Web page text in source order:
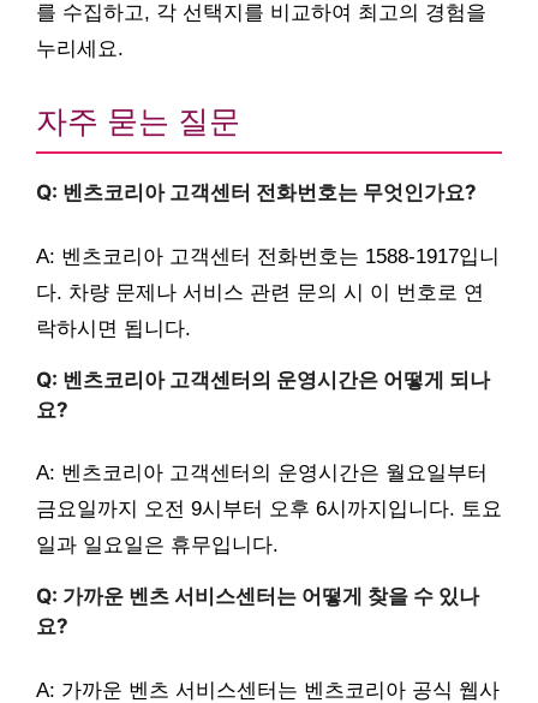
를 수집하고, 각 선택지를 비교하여 최고의 경험을
누리세요.
자주 묻는 질문
Q: 벤츠코리아 고객센터 전화번호는 무엇인가요?
A: 벤츠코리아 고객센터 전화번호는 1588-1917입니
다. 차량 문제나 서비스 관련 문의 시 이 번호로 연
락하시면 됩니다.
Q: 벤츠코리아 고객센터의 운영시간은 어떻게 되나
요?
A: 벤츠코리아 고객센터의 운영시간은 월요일부터
금요일까지 오전 9시부터 오후 6시까지입니다. 토요
일과 일요일은 휴무입니다.
Q: 가까운 벤츠 서비스센터는 어떻게 찾을 수 있나
요?
A: 가까운 벤츠 서비스센터는 벤츠코리아 공식 웹사